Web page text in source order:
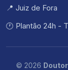
📍 Juiz de Fora
🕐 Plantão 24h -
© 2026